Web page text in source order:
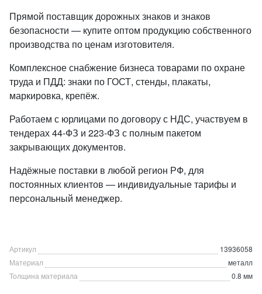
Прямой поставщик дорожных знаков и знаков
безопасности — купите оптом продукцию собственного
производства по ценам изготовителя.
Комплексное снабжение бизнеса товарами по охране
труда и ПДД: знаки по ГОСТ, стенды, плакаты,
маркировка, крепёж.
Работаем с юрлицами по договору с НДС, участвуем в
тендерах 44-ФЗ и 223-ФЗ с полным пакетом
закрывающих документов.
Надёжные поставки в любой регион РФ, для
постоянных клиентов — индивидуальные тарифы и
персональный менеджер.
Артикул
13936058
Материал
металл
Толщина материала
0.8 мм